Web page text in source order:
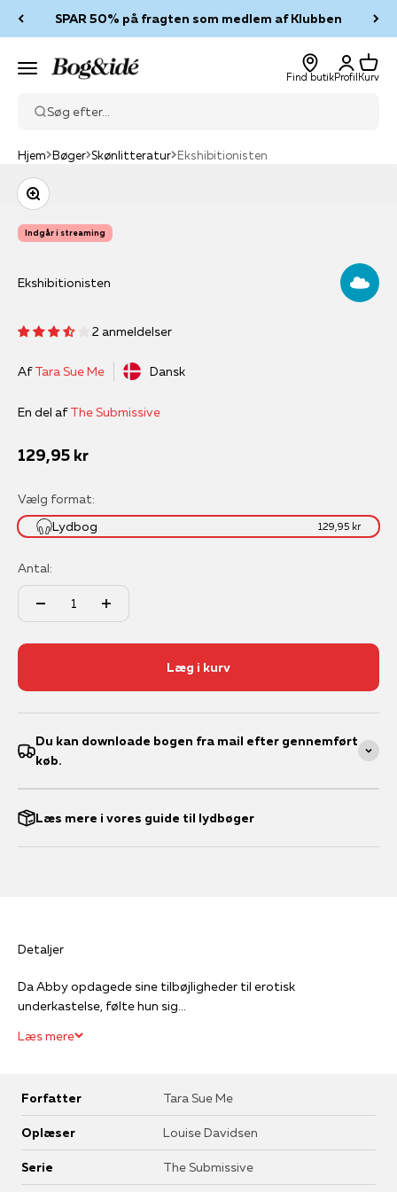
SPAR 50% på fragten som medlem af Klubben
Menu Bog & idé
Find butik
Log ind
Profil
Kurv
Kurv
Søg efter...
Hjem Bøger Skønlitteratur Ekshibitionisten
Zoom
Indgår i streaming
Ekshibitionisten
2 anmeldelser
AfTara Sue Me Dansk
En del afThe Submissive
Salgspris
129,95 kr
Vælg format:
Lydbog
129,95 kr
Antal:
Læg i kurv
Du kan downloade bogen fra mail efter gennemført
køb.
Læs mere i vores guide til lydbøger
Detaljer
Da Abby opdagede sine tilbøjligheder til erotisk
underkastelse, følte hun sig...
Læs mere
Forfatter Tara Sue Me
Oplæser Louise Davidsen
Serie The Submissive